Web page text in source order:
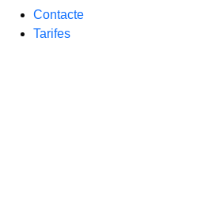
Contacte
Tarifes